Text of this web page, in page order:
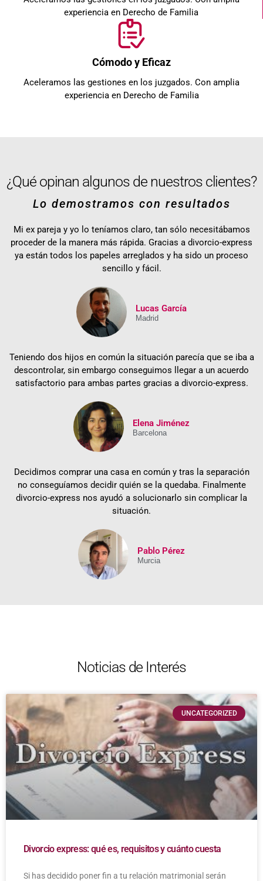
experiencia en Derecho de Familia
Cómodo y Eficaz
Aceleramos las gestiones en los juzgados. Con amplia
experiencia en Derecho de Familia
¿Qué opinan algunos de nuestros clientes?
Lo demostramos con resultados
Mi ex pareja y yo lo teníamos claro, tan sólo necesitábamos
proceder de la manera más rápida. Gracias a divorcio-express
ya están todos los papeles arreglados y ha sido un proceso
sencillo y fácil.
Lucas García
Madrid
Teniendo dos hijos en común la situación parecía que se iba a
descontrolar, sin embargo conseguimos llegar a un acuerdo
satisfactorio para ambas partes gracias a divorcio-express.
Elena Jiménez
Barcelona
Decidimos comprar una casa en común y tras la separación
no conseguíamos decidir quién se la quedaba. Finalmente
divorcio-express nos ayudó a solucionarlo sin complicar la
situación.
Pablo Pérez
Murcia
Noticias de Interés
UNCATEGORIZED
Divorcio express: qué es, requisitos y cuánto cuesta
Si has decidido poner fin a tu relación matrimonial serán